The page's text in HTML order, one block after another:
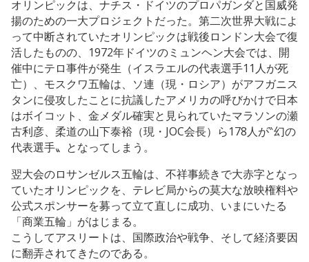
オリンピックは、ナチス・ドイツのプロパガンダと国威発
揚のための一大プロジェクトだった。第二次世界大戦によ
って中断されていたオリンピックは戦後ロンドン大会で復
活したものの、1972年ドイツのミュンヘン大会では、開
催中にテロ事件が発生（イスラエルの代表選手11人が死
亡）、モスクワ五輪は、ソ連（現・ロシア）がアフガニス
タンに侵攻したことに抗議したアメリカの呼びかけで日本
はボイコット、金メダル確実と見られていたマラソンの瀬
古利彦、柔道の山下泰裕（現・JOC会長）ら178人が‶幻の
代表選手〟となってしまう。
翌大会のロサンゼルス五輪は、不祥事続きで大赤字となっ
ていたオリンピックを、テレビ局からの莫大な放映権料や
公式スポンサーを募って立て直しに成功、いまにいたる
「商業五輪」がはじまる。
こうしてアスリートは、国際政治や戦争、そして経済要因
に翻弄されてきたのである。